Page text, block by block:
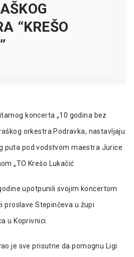
“KREŠO
koncerta „10 godina bez
orkestra Podravka, nastavljaju
puta pod vodstvom maestra Jurice
„TO Krešo Lukačić
upotpunili svojim koncertom
proslave Stepinčeva u župi
u Koprivnici.
je sve prisutne da pomognu Ligi